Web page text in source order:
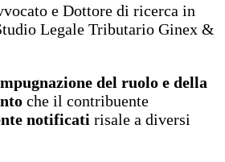
e Dottore di ricerca in
Legale Tributario Ginex &
del ruolo e della
che il contribuente
notificati risale a diversi